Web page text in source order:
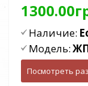
Наличие:
Модель:
Посмотреть